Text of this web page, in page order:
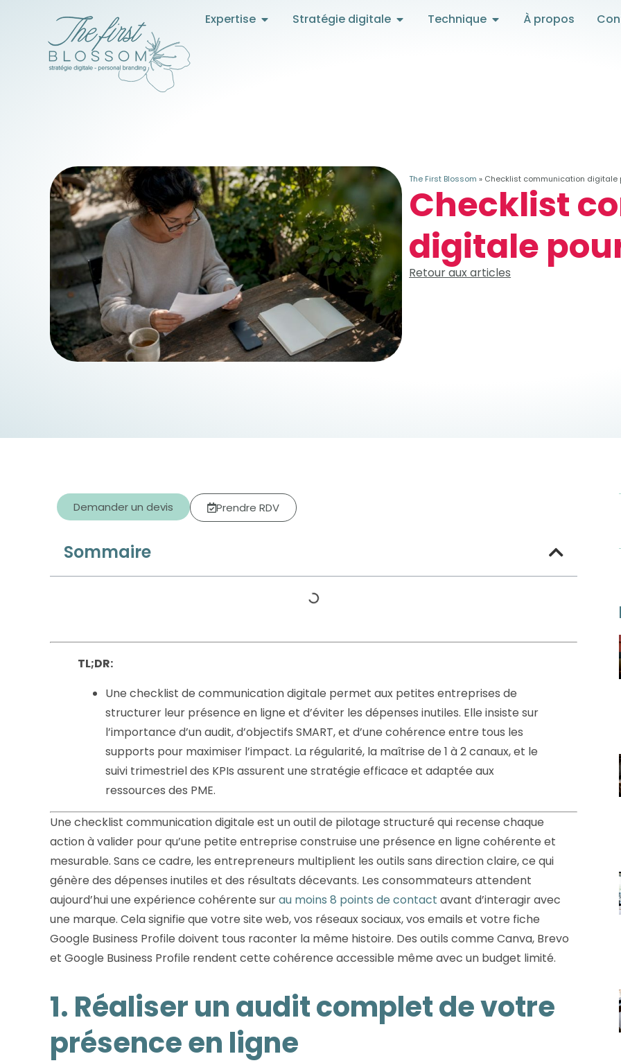
Expertise Stratégie digitale Technique À propos
The First Blossom » Checklist communication digitale
Checklist
digitale pour
Retour aux articles
Demander un devis Prendre RDV
Sommaire
TL;DR:
Une checklist de communication digitale permet aux petites entreprises de
structurer leur présence en ligne et d’éviter les dépenses inutiles. Elle insiste sur
l’importance d’un audit, d’objectifs SMART, et d’une cohérence entre tous les
supports pour maximiser l’impact. La régularité, la maîtrise de 1 à 2 canaux, et le
suivi trimestriel des KPIs assurent une stratégie efficace et adaptée aux
ressources des PME.
Une checklist communication digitale est un outil de pilotage structuré qui recense chaque
action à valider pour qu’une petite entreprise construise une présence en ligne cohérente et
mesurable. Sans ce cadre, les entrepreneurs multiplient les outils sans direction claire, ce qui
génère des dépenses inutiles et des résultats décevants. Les consommateurs attendent
aujourd’hui une expérience cohérente surau moins 8 points de contact avant d’interagir avec
une marque. Cela signifie que votre site web, vos réseaux sociaux, vos emails et votre fiche
Google Business Profile doivent tous raconter la même histoire. Des outils comme Canva, Brevo
et Google Business Profile rendent cette cohérence accessible même avec un budget limité.
1. Réaliser un audit complet de votre
présence en ligne